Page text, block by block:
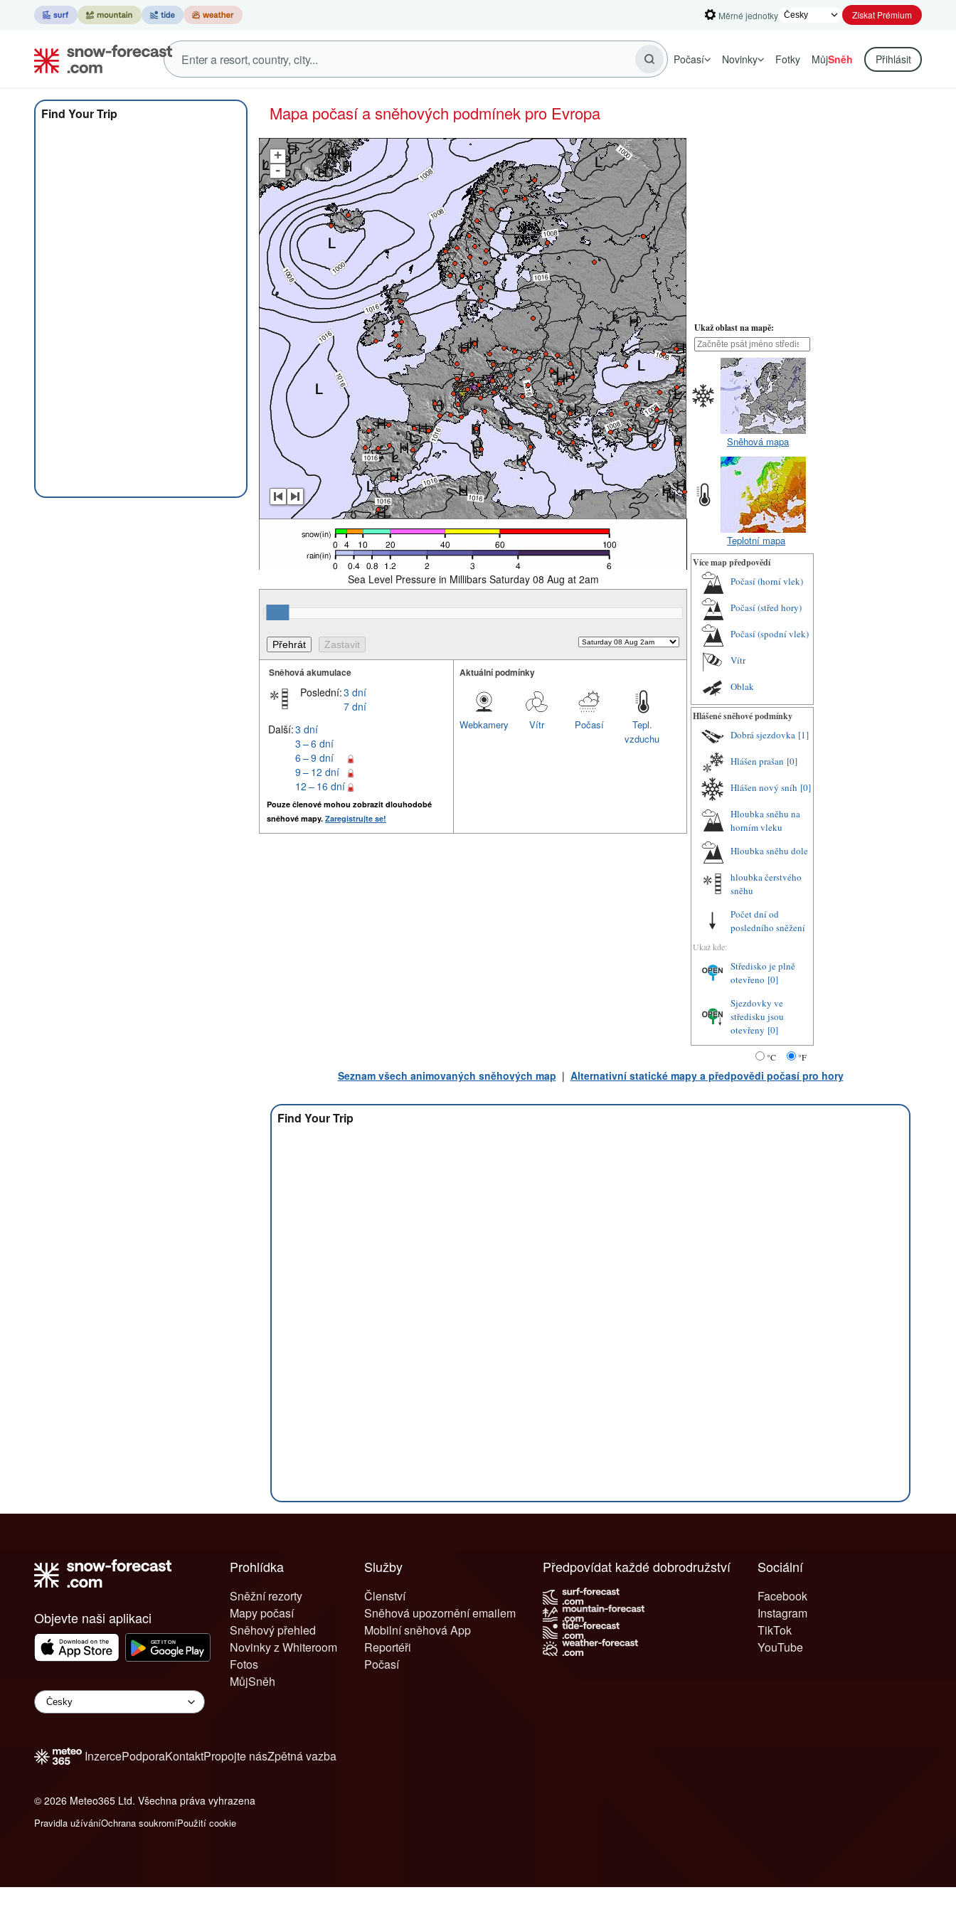
Měrné jednotky Získat Prémium
Počasí Novinky Fotky MůjSněh Přihlásit
Find Your Trip Mapa počasí a sněhových podmínek pro Evropa
+
-
Sea Level Pressure in Millibars Saturday 08 Aug at 2am
Sněhová akumulace
Poslední:3 dní
7 dní
Další:3 dní
3 – 6 dní
6 – 9 dní
9 – 12 dní
12 – 16 dní
Pouze členové mohou zobrazit dlouhodobé
sněhové mapy. Zaregistrujte se!
Aktuální podmínky
Tepl.
vzduchu
Počasí
Vítr
Webkamery
Ukaž oblast na mapě:
Sněhová mapa
Teplotní mapa
Více map předpovědí
Počasí (horní vlek)
Počasí (střed hory)
Počasí (spodní vlek)
Vítr
Oblak
Hlášené sněhové podmínky
Dobrá sjezdovka [1]
Hlášen prašan [0]
Hlášen nový sníh [0]
Hloubka sněhu na
horním vleku
Hloubka sněhu dole
hloubka čerstvého
sněhu
Počet dní od
posledního sněžení
Ukaž kde:
Středisko je plně
otevřeno [0]
Sjezdovky ve
středisku jsou
otevřeny [0]
°C °F
Seznam všech animovaných sněhových map | Alternativní statické mapy a předpovědi počasí pro hory
Find Your Trip
Objevte naši aplikaci
Prohlídka
Sněžní rezorty
Mapy počasí
Sněhový přehled
Novinky z Whiteroom
Fotos
MůjSněh
Služby
Členství
Sněhová upozornění emailem
Mobilní sněhová App
Reportéři
Počasí
Sociální
Facebook
Instagram
TikTok
YouTube
Předpovídat každé dobrodružství
InzercePodporaKontaktPropojte násZpětná vazba
© 2026 Meteo365 Ltd. Všechna práva vyhrazena
Pravidla užíváníOchrana soukromíPoužití cookie